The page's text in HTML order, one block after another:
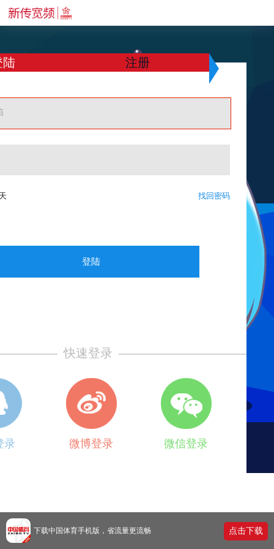
陆 注册
找回密码
快速登录
录 微博登录 微信登录
站长合作 iOS/Android下载
下载中国体育手机版，省流量更流畅 点击下载